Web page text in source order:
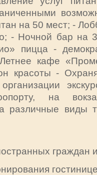
на 50 мест; -
- Ночной бар на
пицца -
кафе
красоты -
на
различные виды
граждан